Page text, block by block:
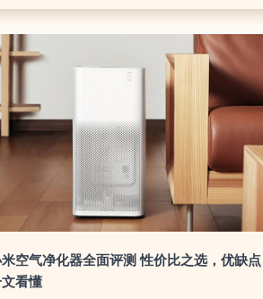
空气净化器全面评测 性价比之选，优缺点
看懂